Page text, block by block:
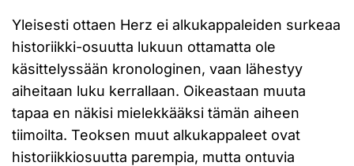
Yleisesti ottaen Herz ei alkukappaleiden surkeaa
historiikki-osuutta lukuun ottamatta ole
käsittelyssään kronologinen, vaan lähestyy
aiheitaan luku kerrallaan. Oikeastaan muuta
tapaa en näkisi mielekkääksi tämän aiheen
tiimoilta. Teoksen muut alkukappaleet ovat
historiikkiosuutta parempia, mutta ontuvia